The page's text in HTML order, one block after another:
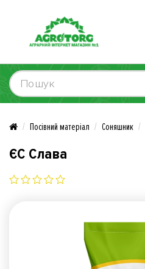
Посівний матеріал Соняшник
ЄС Слава